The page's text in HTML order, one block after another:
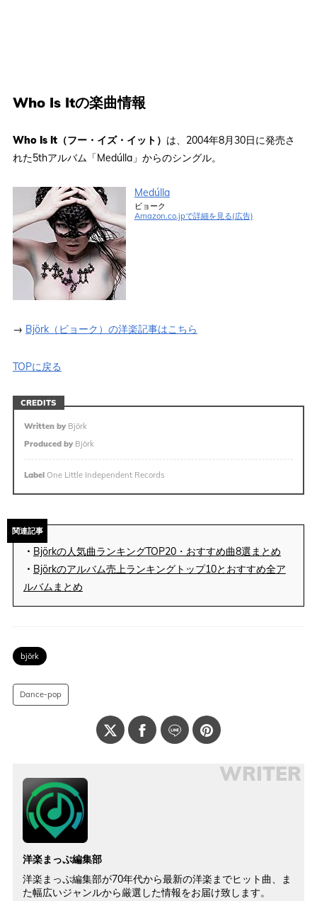
Who Is Itの楽曲情報
Who Is It（フー・イズ・イット） は、2004年8月30日に発売さ
れた5thアルバム「Medúlla」からのシングル。
Medúlla
ビョーク
Amazon.co.jpで詳細を見る(広告)
→ Björk（ビョーク）の洋楽記事はこちら
TOPに戻る
CREDITS
Written byBjörk
Produced byBjörk
LabelOne Little Independent Records
関連記事
・ Björkの人気曲ランキングTOP20・おすすめ曲8選まとめ
・ Björkのアルバム売上ランキングトップ10とおすすめ全ア
ルバムまとめ
björk
Dance-pop
WRITER
洋楽まっぷ編集部
洋楽まっぷ編集部が70年代から最新の洋楽までヒット曲、ま
た幅広いジャンルから厳選した情報をお届け致します。